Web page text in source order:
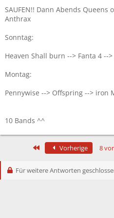
SAUFEN!! Dann Abends
Anthrax
Sonntag:
Heaven Shall burn --> Fanta 4 --
Montag:
Pennywise --> Offspring --> iron
10 Bands ^^
Erste Vorherige 8
Für weitere Antworten